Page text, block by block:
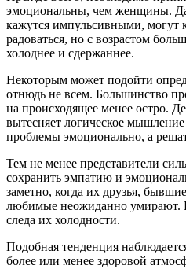
эмоциональны, чем женщины.
кажутся импульсивными, могут
радоваться, но с возрастом
холоднее и сдержаннее.
Некоторым может подойти
отнюдь не всем. Большинство
на происходящее менее остро.
вытесняет логическое
проблемы эмоционально, а
Тем не менее представители
сохранить эмпатию и
заметно, когда их друзья,
любимые неожиданно умирают.
следа их холодности.
Подобная тенденция
более или менее здоровой